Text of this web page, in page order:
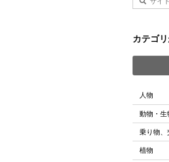
カテゴ
人物
動物・生
乗り物、
植物